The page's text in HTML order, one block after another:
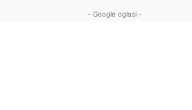
- Google oglasi -